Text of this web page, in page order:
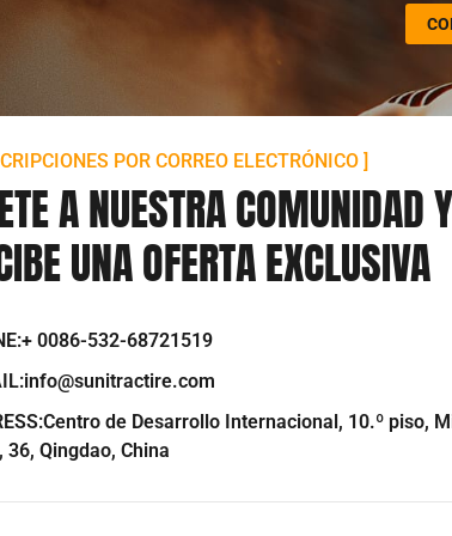
POR CORREO ELECTRÓNICO ]
A NUESTRA COMUNIDAD Y
UNA OFERTA EXCLUSIVA
0086-532-68721519
de Desarrollo Internacional, 10.º piso,
36, Qingdao, China